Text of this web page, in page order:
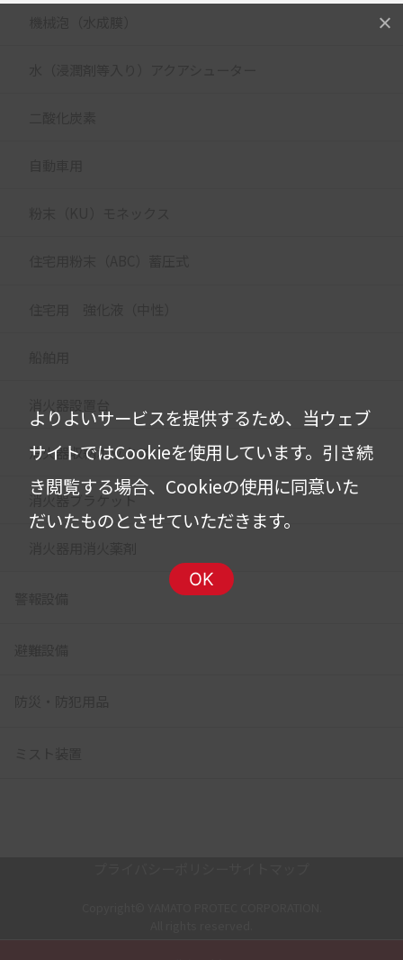
消火器収納ボックス
消火器ブラケット
よりよいサービスを提供するため、当ウェブ
サイトではCookieを使用しています。 引き続
き閲覧する場合、Cookieの使用に同意いた
だいたものとさせていただきます。
OK